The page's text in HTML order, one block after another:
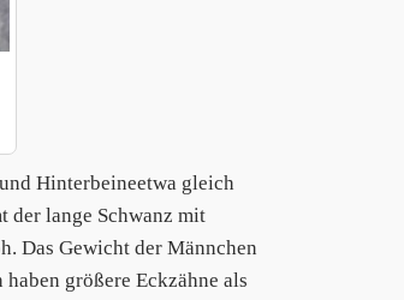
Hinterbeineetwa gleich
der lange Schwanz mit
Das Gewicht der Männchen
größere Eckzähne als